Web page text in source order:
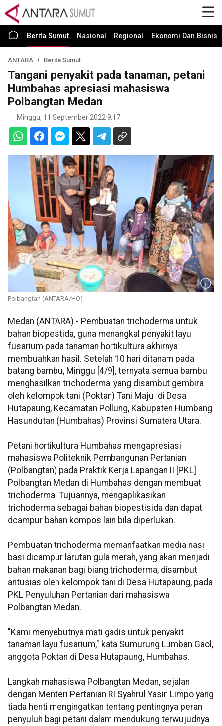
Berita Sumut Nasional Regional Ekonomi Dan Bisnis
ANTARA Berita Sumut
Tangani penyakit pada tanaman, petani
Humbahas apresiasi mahasiswa
Polbangtan Medan
Minggu, 11 September 2022 9:17
Polbangtan (ANTARA/HO)
Medan (ANTARA) - Pembuatan trichoderma untuk
bahan biopestida, guna menangkal penyakit layu
fusarium pada tanaman hortikultura akhirnya
membuahkan hasil. Setelah 10 hari ditanam pada
batang bambu, Minggu [4/9], ternyata semua bambu
menghasilkan trichoderma, yang disambut gembira
oleh kelompok tani (Poktan) Tani Maju di Desa
Hutapaung, Kecamatan Pollung, Kabupaten Humbang
Hasundutan (Humbahas) Provinsi Sumatera Utara.
Petani hortikultura Humbahas mengapresiasi
mahasiswa Politeknik Pembangunan Pertanian
(Polbangtan) pada Praktik Kerja Lapangan II [PKL]
Polbangtan Medan di Humbahas dengan membuat
trichoderma. Tujuannya, mengaplikasikan
trichoderma sebagai bahan biopestisida dan dapat
dcampur bahan kompos lain bila diperlukan.
Pembuatan trichoderma memanfaatkan media nasi
basi dicampur larutan gula merah, yang akan menjadi
bahan makanan bagi biang trichoderma, disambut
antusias oleh kelompok tani di Desa Hutapaung, pada
PKL Penyuluhan Pertanian dari mahasiswa
Polbangtan Medan.
"Kami menyebutnya mati gadis untuk penyakit
tanaman layu fusarium," kata Sumurung Lumban Gaol,
anggota Poktan di Desa Hutapaung, Humbahas.
Langkah mahasiswa Polbangtan Medan, sejalan
dengan Menteri Pertanian RI Syahrul Yasin Limpo yang
tiada henti mengingatkan tentang pentingnya peran
penyuluh bagi petani dalam mendukung terwujudnya